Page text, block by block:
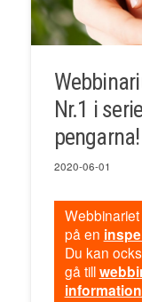
Nr.1 i
pengarna!
2020-06-01
på en
Du kan
gå till